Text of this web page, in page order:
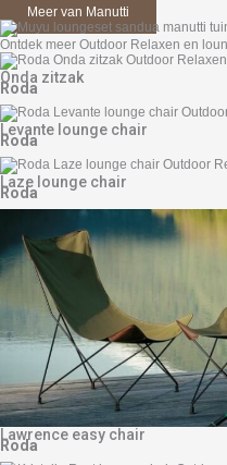
Meer van Manutti
Ontdek meer Outdoor Relaxen en
Onda zitzak
Roda
Levante lounge chair
Roda
Laze lounge chair
Roda
Lawrence easy chair
Roda